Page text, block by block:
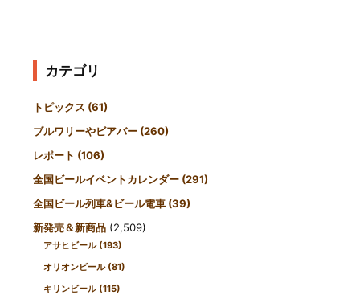
カテゴリ
トピックス (61)
ブルワリーやビアバー (260)
レポート (106)
全国ビールイベントカレンダー (291)
全国ビール列車&ビール電車 (39)
新発売＆新商品 (2,509)
アサヒビール (193)
オリオンビール (81)
キリンビール (115)